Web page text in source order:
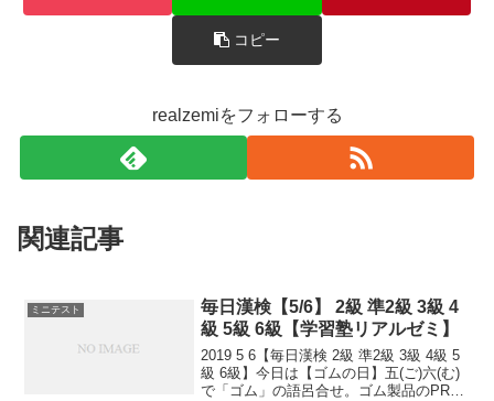
コピー
realzemiをフォローする
関連記事
ミニテスト
毎日漢検【5/6】 2級 準2級 3級 4
級 5級 6級【学習塾リアルゼミ】
2019 5 6【毎日漢検 2級 準2級 3級 4級 5
級 6級】今日は【ゴムの日】五(ご)六(む)
で「ゴム」の語呂合せ。ゴム製品のPRの